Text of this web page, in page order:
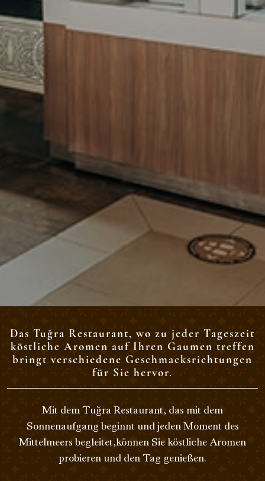
Das Tuğra Restaurant, wo zu jeder Tageszeit
köstliche Aromen auf Ihren Gaumen treffen
bringt verschiedene Geschmacksrichtungen
für Sie hervor.
Mit dem Tuğra Restaurant, das mit dem
Sonnenaufgang beginnt und jeden Moment des
Mittelmeers begleitet,können Sie köstliche Aromen
probieren und den Tag genießen.